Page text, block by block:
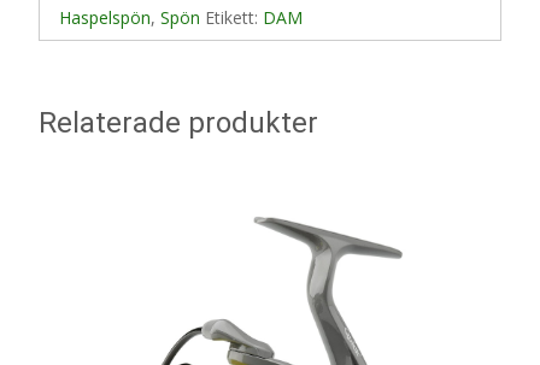
Haspelspön, Spön Etikett: DAM
Relaterade produkter